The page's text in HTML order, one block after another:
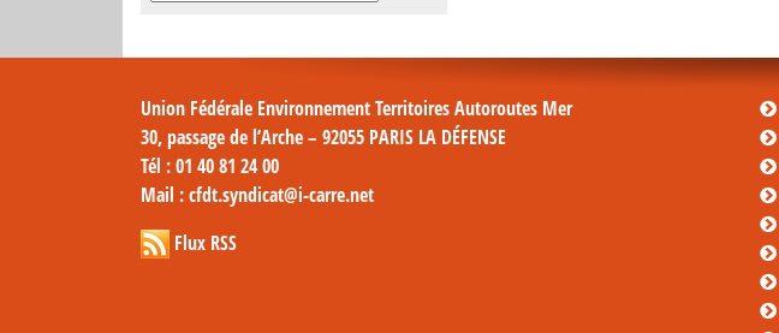
Union Fédérale Environnement Territoires Autoroutes Mer
30, passage de l’Arche – 92055 PARIS LA DÉFENSE
Tél : 01 40 81 24 00
Mail : cfdt.syndicat@i-carre.net
Flux RSS